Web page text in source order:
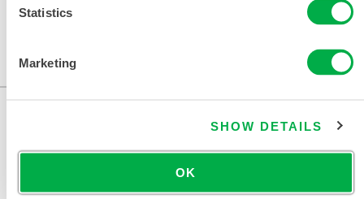
Statistics
Marketing
SHOW DETAILS
OK